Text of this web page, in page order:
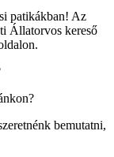
patikákban! Az
Állatorvos kereső
bemutatni,